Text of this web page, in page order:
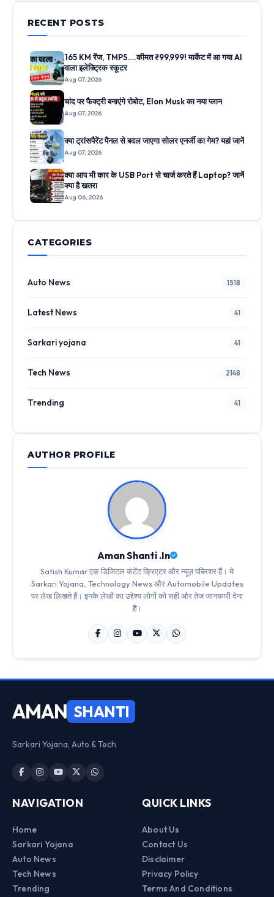
RECENT POSTS
165 KM रेंज, TMPS….कीमत ₹99,999! मार्केट में आ गया AI
वाला इलेक्ट्रिक स्कूटर
Aug 07, 2026
चांद पर फैक्ट्री बनाएंगे रोबोट, Elon Musk का नया प्लान
Aug 07, 2026
क्या ट्रांसपैरेंट पैनल से बदल जाएगा सोलर एनर्जी का गेम? यहां जानें
Aug 07, 2026
क्या आप भी कार के USB Port से चार्ज करते हैं Laptop? जानें
क्या है खतरा
Aug 06, 2026
CATEGORIES
Auto News 1518
Latest News 41
Sarkari yojana 41
Tech News 2148
Trending 41
AUTHOR PROFILE
Aman Shanti .In
Satish Kumar एक डिजिटल कंटेंट क्रिएटर और न्यूज़ पब्लिशर हैं। ये
Sarkari Yojana, Technology News और Automobile Updates
पर लेख लिखते हैं। इनके लेखों का उद्देश्य लोगों को सही और तेज जानकारी देना
है।
AMAN SHANTI
Sarkari Yojana, Auto & Tech
NAVIGATION
Home
Sarkari Yojana
Auto News
Tech News
Trending
QUICK LINKS
About Us
Contact Us
Disclaimer
Privacy Policy
Terms And Conditions